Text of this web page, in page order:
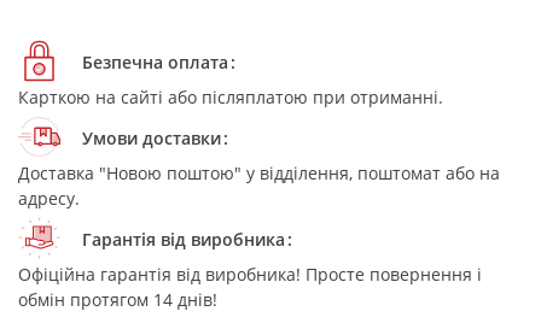
Безпечна оплата
Карткою на сайті або післяплатою при отриманні.
Умови доставки
Доставка "Новою поштою" у відділення, поштомат або на
адресу.
Гарантія від виробника
Офіційна гарантія від виробника! Просте повернення і
обмін протягом 14 днів!